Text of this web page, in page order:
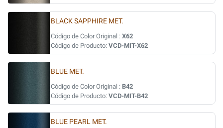
BLACK SAPPHIRE MET.
Código de Color Original : X62
Código de Producto: VCD-MIT-X62
BLUE MET.
Código de Color Original : B42
Código de Producto: VCD-MIT-B42
BLUE PEARL MET.